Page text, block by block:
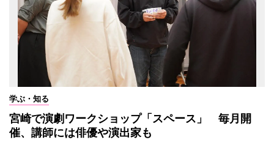
学ぶ・知る
宮崎で演劇ワークショップ「スペース」 毎月開
催、講師には俳優や演出家も